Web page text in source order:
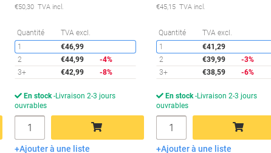
Économies
€50,30 TVA incl.
Quantité TVA excl.
Économies
1
€46,99
2
€44,99
-4%
3+
€42,99 -8%
En stock Livraison 2-3 jours
ouvrables
Quantité
Ajouter au panier
Ajouter à une liste
€45,15 TVA incl.
Quantité TVA excl.
1
€41,29
2
€39,99
-3%
3+
€38,59 -6%
En stock Livraison 2-3 jours
ouvrables
Quantité
Ajouter au panier
Ajouter à une liste